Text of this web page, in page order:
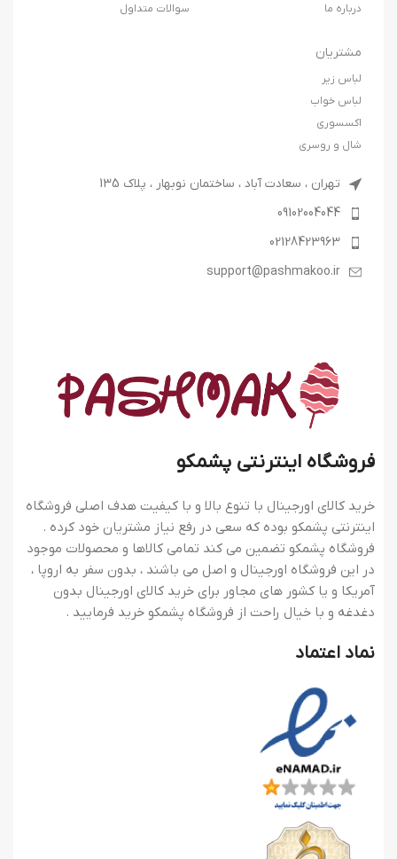
درباره ما
سوالات متداول
مشتریان
لباس زیر
لباس خواب
اکسسوری
شال و روسری
تهران ، سعادت آباد ، ساختمان نوبهار ، پلاک 135
09102004044
02128423963
support@pashmakoo.ir
فروشگاه اینترنتی پشمکو
خرید کالای اورجینال با تنوع بالا و با کیفیت هدف اصلی فروشگاه
اینترنتی پشمکو بوده که سعی در رفع نیاز مشتریان خود کرده .
فروشگاه پشمکو تضمین می کند تمامی کالاها و محصولات موجود
در این فروشگاه اورجینال و اصل می باشند ، بدون سفر به اروپا ،
آمریکا و یا کشور های مجاور برای خرید کالای اورجینال بدون
دغدغه و با خیال راحت از فروشگاه پشمکو خرید فرمایید .
نماد اعتماد